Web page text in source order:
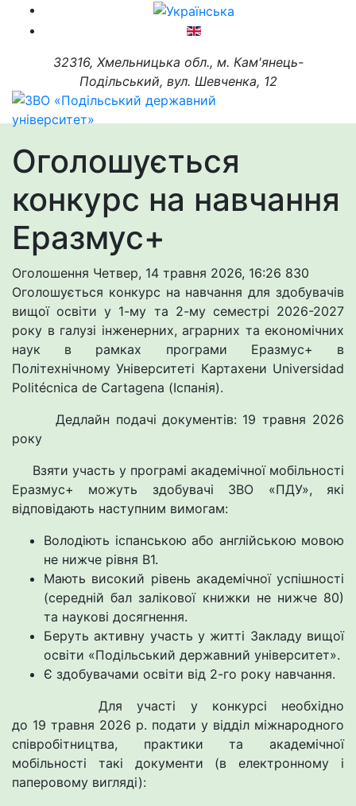
32316, Хмельницька обл., м. Кам'янець-
Подільський, вул. Шевченка, 12
Оголошується
конкурс на навчання
Еразмус+
Оголошення Четвер, 14 травня 2026, 16:26 830
Оголошується конкурс на навчання для здобувачів
вищої освіти у 1-му та 2-му семестрі 2026-2027
року в галузі інженерних, аграрних та економічних
наук в рамках програми Еразмус+ в
Політехнічному Університеті Картахени Universidad
Politécnica de Cartagena (Іспанія).
Дедлайн подачі документів: 19 травня 2026
року
Взяти участь у програмі академічної мобільності
Еразмус+ можуть здобувачі ЗВО «ПДУ», які
відповідають наступним вимогам:
Володіють іспанською або англійською мовою
не нижче рівня B1.
Мають високий рівень академічної успішності
(середній бал залікової книжки не нижче 80)
та наукові досягнення.
Беруть активну участь у житті Закладу вищої
освіти «Подільський державний університет».
Є здобувачами освіти від 2-го року навчання.
Для участі у конкурсі необхідно
до 19 травня 2026 р. подати у відділ міжнародного
співробітництва, практики та академічної
мобільності такі документи (в електронному і
паперовому вигляді):